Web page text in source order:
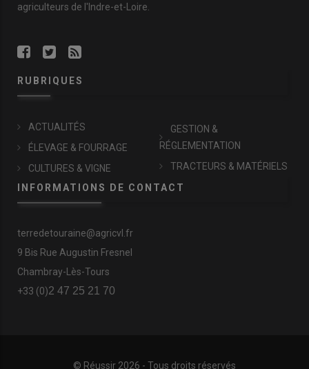
agriculteurs de l'Indre-et-Loire.
RUBRIQUES
ACTUALITÉS
ÉLEVAGE & FOURRAGE
CULTURES & VIGNE
GESTION &
RÉGLEMENTATION
TRACTEURS & MATÉRIELS
INFORMATIONS DE CONTACT
terredetouraine@agricvl.fr
9 Bis Rue Augustin Fresnel
Chambray-Lès-Tours
+33 (0)2 47 25 21 70
© Réussir 2026 - Tous droits réservés